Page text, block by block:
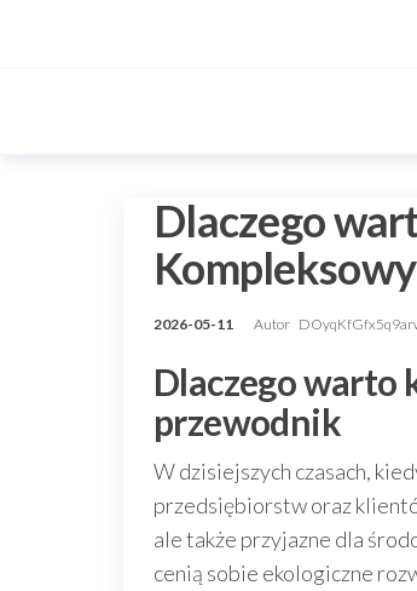
Dlaczego
2026-05-11 Autor
Dlaczego warto
przewodnik
W dzisiejszych czasach,
przedsiębiorstw oraz
ale także przyjazne dla
cenią sobie ekologiczne